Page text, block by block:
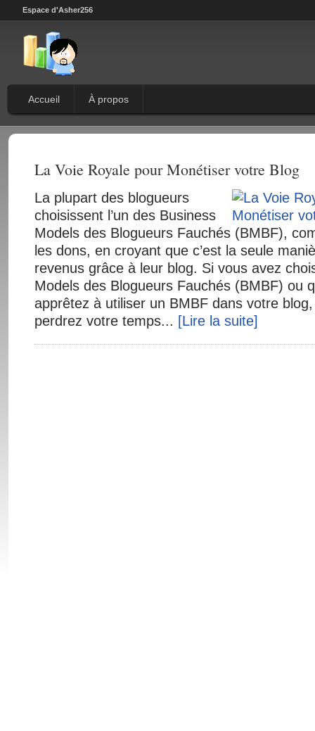
Espace d'Asher256
Accueil À propos
La Voie Royale pour Monétiser votre Blog
La plupart des blogueurs
choisissent l’un des Business
Models des Blogueurs Fauchés (BMBF),
les dons, en croyant que c’est la seule
revenus grâce à leur blog. Si vous avez
Models des Blogueurs Fauchés (BMBF) ou
apprêtez à utiliser un BMBF dans votre
perdrez votre temps... [Lire la suite]